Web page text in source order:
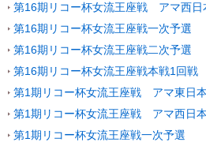
第16期リコー杯女流王座戦 アマ西日
第16期リコー杯女流王座戦一次予選
第16期リコー杯女流王座戦二次予選
第16期リコー杯女流王座戦本戦1回戦
第1期リコー杯女流王座戦 アマ東日
第1期リコー杯女流王座戦 アマ西日
第1期リコー杯女流王座戦一次予選